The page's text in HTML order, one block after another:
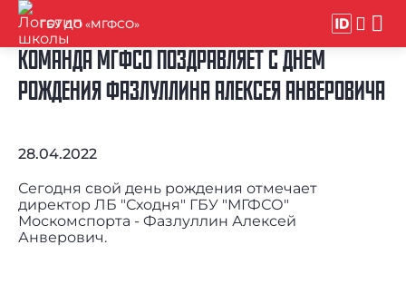
ГБУ ДО «МГФСО»
КОМАНДА МГФСО ПОЗДРАВЛЯЕТ С ДНЕМ
РОЖДЕНИЯ ФАЗЛУЛЛИНА АЛЕКСЕЯ АНВЕРОВИЧА
28.04.2022
Сегодня свой день рождения отмечает
директор ЛБ "Сходня" ГБУ "МГФСО"
Москомспорта - Фазлуллин Алексей
Анверович.